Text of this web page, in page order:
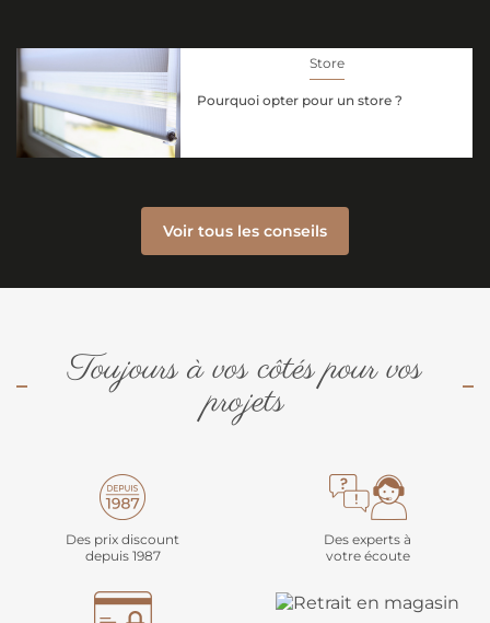
Store
Pourquoi opter pour un store ?
Voir tous les conseils
Toujours à vos côtés pour vos
projets
Des prix discount
depuis 1987
Des experts à
votre écoute